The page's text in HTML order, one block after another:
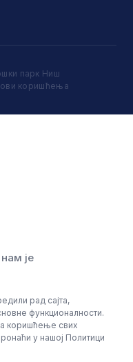
је
рад сајта,
функционалности.
коришћење свих
у нашој Политици
парк Ниш
коришћења